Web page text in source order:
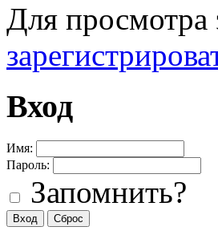
Для
Вход
Имя:
Пароль:
Запомнить?